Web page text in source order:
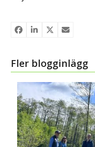
Fler blogginlägg